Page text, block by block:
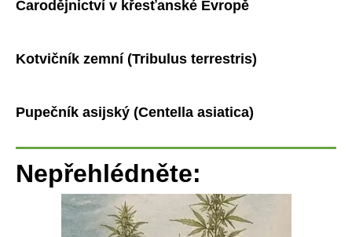
Čarodějnictví v křesťanské Evropě
Kotvičník zemní (Tribulus terrestris)
Pupečník asijský (Centella asiatica)
Nepřehlédněte: